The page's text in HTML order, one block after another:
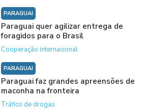
PARAGUAI
Paraguai quer agilizar entrega de
foragidos para o Brasil
Cooperação internacional
PARAGUAI
Paraguai faz grandes apreensões de
maconha na fronteira
Tráfico de drogas